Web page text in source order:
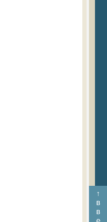
↑
в
в